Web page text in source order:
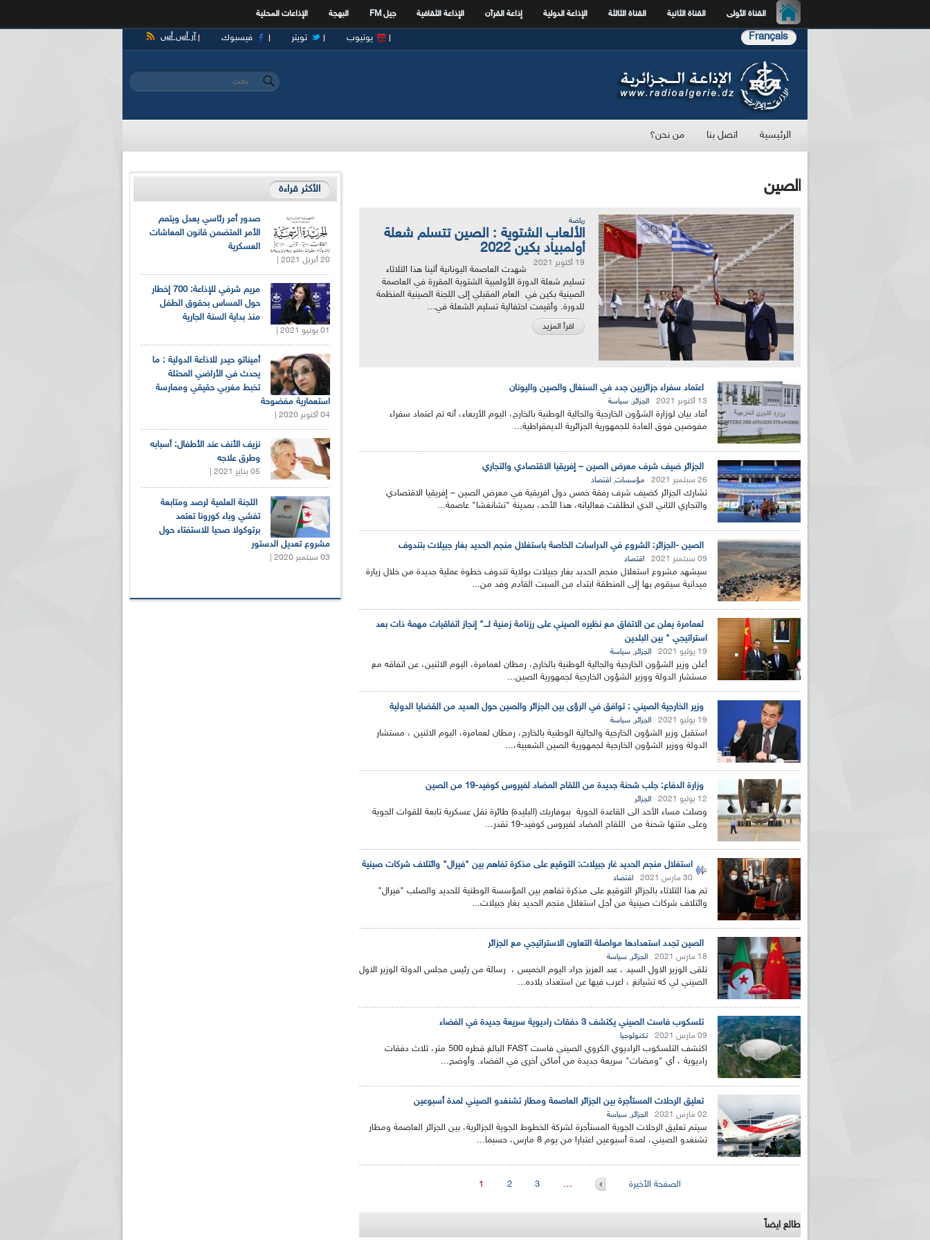
القناة الأولى القناة الثانية القناة الثالثة الإذاعة الدولية إذاعة القرآن الإذاعة الثقافية جيل FM البهجة الإذاعات المحلية
Français آر أس أس فيسبوك تويتر يوتيوب
استمارة البحث
‏بحث ‏
الرئيسية اتصل بنا من نحن؟
الصين
رياضة
الألعاب الشتوية : الصين تتسلم شعلة
أولمبياد بكين 2022
19 أكتوبر 2021
شهدت العاصمة اليونانية أثينا هذا الثلاثاء
تسليم شعلة الدورة الأولمبية الشتوية المقررة في العاصمة
الصينية بكين في العام المقبلي إلى اللجنة الصينية المنظمة
للدورة. وأقيمت احتفالية تسليم الشعلة في...
اقرأ المزيد
اعتماد سفراء جزائريين جدد في السنغال والصين واليونان
13 أكتوبر 2021 الجزائر, سياسة
أفاد بيان لوزارة الشؤون الخارجية والجالية الوطنية بالخارج، اليوم الأربعاء، أنه تم اعتماد سفراء
مفوضين فوق العادة للجمهورية الجزائرية الديمقراطية...
الجزائر ضيف شرف معرض الصين – إفريقيا الاقتصادي والتجاري
26 سبتمبر 2021 مؤسسات, اقتصاد
تشارك الجزائر كضيف شرف رفقة خمس دول افريقية في معرض الصين – إفريقيا الاقتصادي
والتجاري الثاني الذي انطلقت فعالياته، هذا الأحد، بمدينة "تشانغشا" عاصمة...
الصين -الجزائر: الشروع في الدراسات الخاصة باستغلال منجم الحديد بغار جبيلات بتندوف
09 سبتمبر 2021 اقتصاد
سيشهد مشروع استغلال منجم الحديد بغار جبيلات بولاية تندوف خطوة عملية جديدة من خلال زيارة
ميدانية سيقوم بها إلى المنطقة ابتداء من السبت القادم وفد من...
لعمامرة يعلن عن الاتفاق مع نظيره الصيني على رزنامة زمنية لـــ" إنجاز اتفاقيات مهمة ذات بعد
استراتيجي " بين البلدين
19 يوليو 2021 الجزائر, سياسة
أعلن وزير الشؤون الخارجية والجالية الوطنية بالخارج، رمطان لعمامرة، اليوم الاثنين، عن اتفاقه مع
مستشار الدولة ووزير الشؤون الخارجية لجمهورية الصين...
وزير الخارجية الصيني : توافق في الرؤى بين الجزائر والصين حول العديد من القضايا الدولية
19 يوليو 2021 الجزائر, سياسة
استقبل وزير الشؤون الخارجية والجالية الوطنية بالخارج، رمطان لعمامرة، اليوم الاثنين ، مستشار
الدولة ووزير الشؤون الخارجية لجمهورية الصين الشعبية،...
وزارة الدفاع: جلب شحنة جديدة من اللقاح المضاد لفيروس كوفيد-19 من الصين
12 يوليو 2021 الجزائر
وصلت مساء الأحد الى القاعدة الجوية ببوفاريك (البليدة) طائرة نقل عسكرية تابعة للقوات الجوية
وعلى متنها شحنة من اللقاح المضاد لفيروس كوفيد-19 تقدر...
استغلال منجم الحديد غار جبيلات: التوقيع على مذكرة تفاهم بين "فيرال" وائتلاف شركات صينية
30 مارس 2021 اقتصاد
تم هذا الثلاثاء بالجزائر التوقيع على مذكرة تفاهم بين المؤسسة الوطنية للحديد والصلب "فيرال"
وائتلاف شركات صينية من أجل استغلال منجم الحديد بغار جبيلات...
الصين تجدد استعدادها مواصلة التعاون الاستراتيجي مع الجزائر
18 مارس 2021 الجزائر, سياسة
تلقى الوزير الاول السيد ، عبد العزيز جراد اليوم الخميس ، رسالة من رئيس مجلس الدولة الوزير الاول
الصيني لي كه تشيانغ ، اعرب فيها عن استعداد بلاده...
تلسكوب فاست الصيني يكتشف 3 دفقات راديوية سريعة جديدة في الفضاء
09 مارس 2021 تكنولوجيا
اكتشف التلسكوب الراديوي الكروي الصيني فاست FAST البالغ قطره 500 متر، ثلاث دفقات
راديوية ، أي "ومضات" سريعة جديدة من أماكن أخرى في الفضاء. وأوضح...
تعليق الرحلات المستأجرة بين الجزائر العاصمة ومطار تشنغدو الصيني لمدة أسبوعين
02 مارس 2021 الجزائر, سياسة
سيتم تعليق الرحلات الجوية المستأجرة لشركة الخطوط الجوية الجزائرية، بين الجزائر العاصمة ومطار
تشنغدو الصيني، لمدة أسبوعين اعتبارا من يوم 8 مارس، حسبما...
1 2 3 … الصفحة الأخيرة
طالع ايضاً
الأكثر قراءة
صدور أمر رئاسي يعدل ويتمم
الأمر المتضمن قانون المعاشات
العسكرية
20 أبريل 2021 |
مريم شرفي للإذاعة: 700 إخطار
حول المساس بحقوق الطفل
منذ بداية السنة الجارية
01 يونيو 2021 |
أميناتو حيدر للاذاعة الدولية : ما
يحدث في الأراضي المحتلة
تخبط مغربي حقيقي وممارسة
استعمارية مفضوحة
04 أكتوبر 2020 |
نزيف الأنف عند الأطفال: أسبابه
وطرق علاجه
05 يناير 2021 |
اللجنة العلمية لرصد ومتابعة
تفشي وباء كورونا تعتمد
برتوكولا صحيا للاستفتاء حول
مشروع تعديل الدستور
03 سبتمبر 2020 |